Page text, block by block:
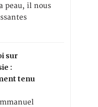
peau, il nous
sur
:
tenu